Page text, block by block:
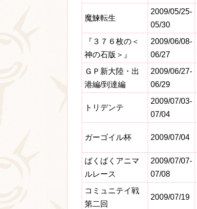
魔鰊転生
2009/05/25-
05/30
『３７６枚の＜
神の石版＞』
2009/06/08-
06/27
ＧＰ新大陸・出
港編/到達編
2009/06/27-
06/29
トリデンテ
2009/07/03-
07/04
ガーゴイル杯 2009/07/04
ばくばくアニマ
ルレース
2009/07/07-
07/08
コミュニテイ戦
第二回
2009/07/19